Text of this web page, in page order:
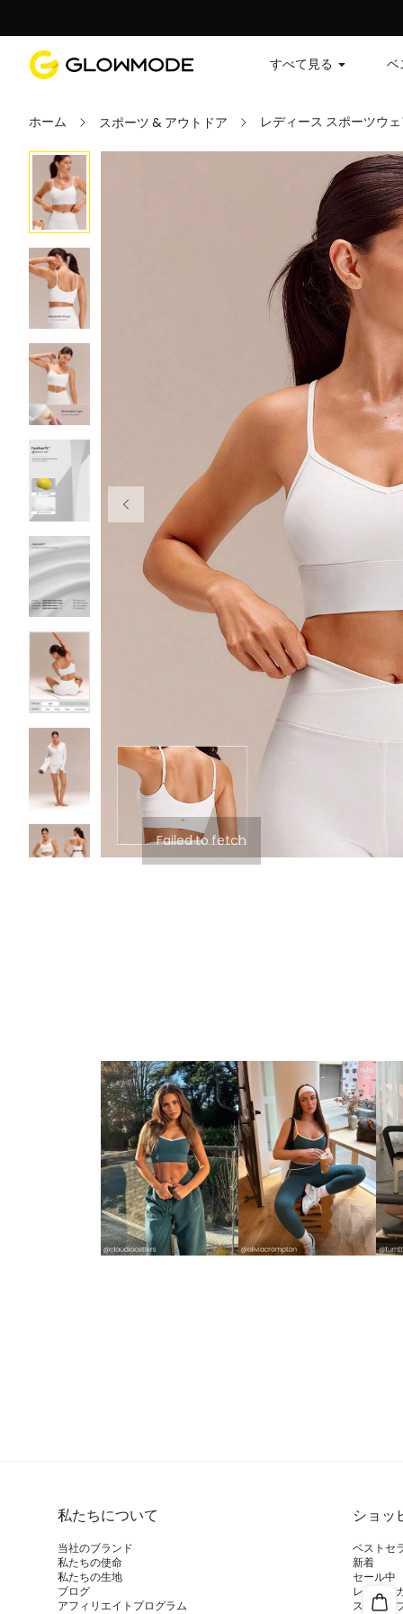
すべて見る ベ
ホーム スポーツ & アウトドア レディース スポーツウ
私たちについて
当社のブランド
私たちの使命
私たちの生地
ブログ
アフィリエイトプログラム
ショッ
ベストセ
新着
セール中
レギンス
スポーツ